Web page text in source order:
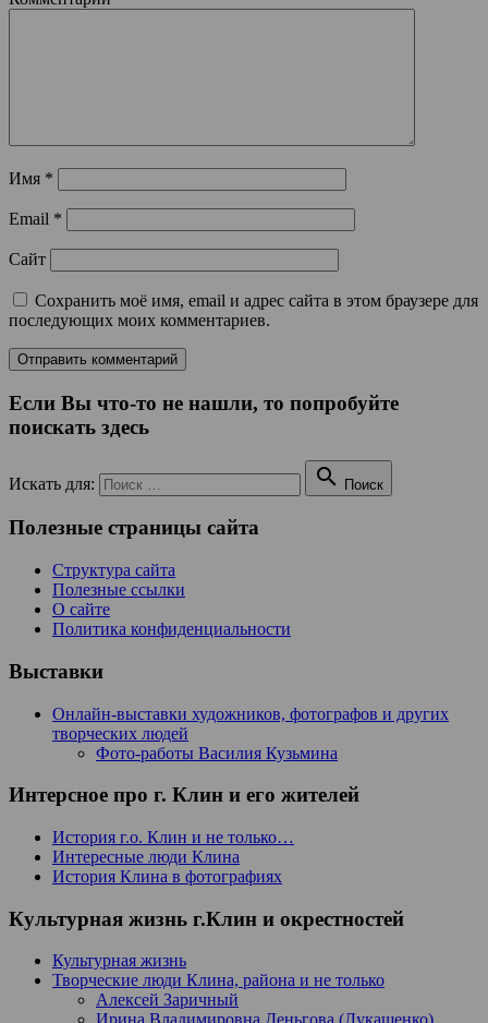
Имя *
Email *
Сайт
Сохранить моё имя, email и адрес сайта в этом браузере для
последующих моих комментариев.
Если Вы что-то не нашли, то попробуйте
поискать здесь
Искать для:  Поиск
Полезные страницы сайта
Структура сайта
Полезные ссылки
О сайте
Политика конфиденциальности
Выставки
Онлайн-выставки художников, фотографов и других
творческих людей
Фото-работы Василия Кузьмина
Интерсное про г. Клин и его жителей
История г.о. Клин и не только…
Интересные люди Клина
История Клина в фотографиях
Культурная жизнь г.Клин и окрестностей
Культурная жизнь
Творческие люди Клина, района и не только
Алексей Заричный